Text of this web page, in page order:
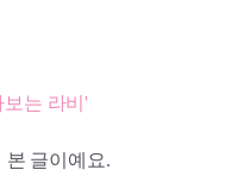
는 라비'
본 글이예요.